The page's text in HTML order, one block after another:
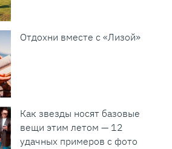
Отдохни вместе с «Лизой»
Как звезды носят базовые
вещи этим летом — 12
удачных примеров с фото